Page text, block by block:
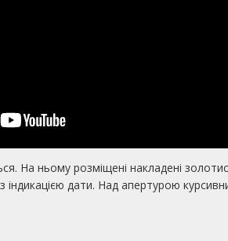
На ньому розміщені накладені
дати. Над апертурою